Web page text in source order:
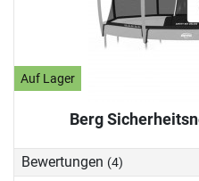
Auf Lager
Berg
Bewertungen (4)